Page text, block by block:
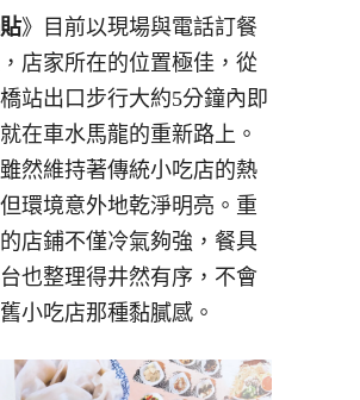
》目前以現場與電話訂餐
店家所在的位置極佳，從
站出口步行大約5分鐘內即
在車水馬龍的重新路上。
然維持著傳統小吃店的熱
環境意外地乾淨明亮。重
店鋪不僅冷氣夠強，餐具
也整理得井然有序，不會
小吃店那種黏膩感。